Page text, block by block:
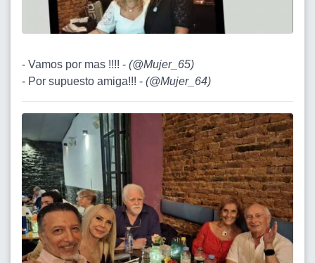
- Vamos por mas !!!! - (@Mujer_65)
- Por supuesto amiga!!! - (@Mujer_64)